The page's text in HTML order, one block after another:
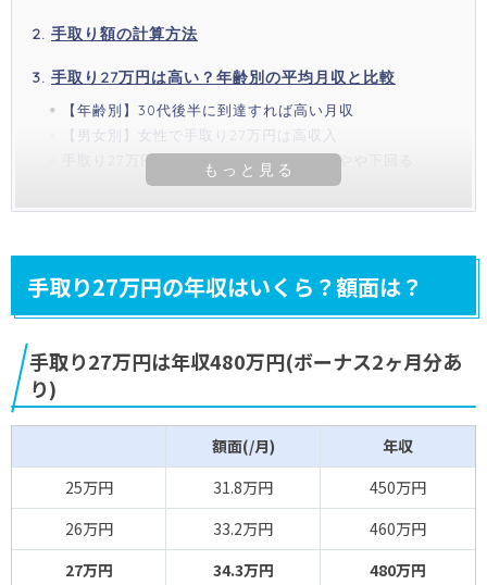
手取り額の計算方法
手取り27万円は高い？年齢別の平均月収と比較
【年齢別】30代後半に到達すれば高い月収
【男女別】女性で手取り27万円は高収入
手取り27万円の年収は全体の平均年収をやや下回る
手取り27万円の年収はいくら？額面は？
手取り27万円は年収480万円(ボーナス2ヶ月分あ
り)
額面(/月)
年収
25万円
31.8万円
450万円
26万円
33.2万円
460万円
27万円
34.3万円
480万円